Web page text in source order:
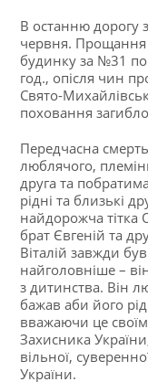
В останню дорогу
червня. Прощання
будинку за №31
год., опісля чин
Свято-
поховання
Передчасна
люблячого,
друга та
рідні та близькі
найдорожча тітка
брат Євгеній та
Віталій завжди
найголовніше –
з дитинства. Він
бажав аби його
вважаючи це своїм
Захисника
вільної,
України.